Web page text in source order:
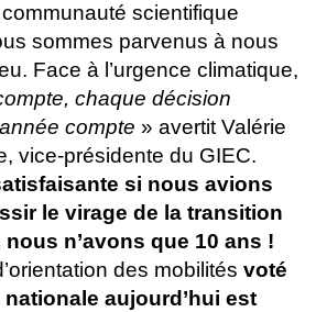
scientifique
sommes parvenus à nous
Face à l’urgence climatique,
chaque décision
compte » avertit Valérie
vice-présidente du GIEC.
si nous avions
le virage de la transition
n’avons que 10 ans !
des mobilités voté
nationale aujourd’hui est